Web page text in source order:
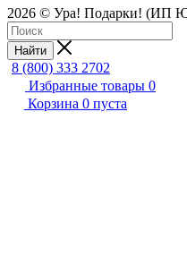
2026 © Ура! Подарки! (ИП
Найти
8 (800) 333 2702
Избранные товары 0
Корзина 0 пуста